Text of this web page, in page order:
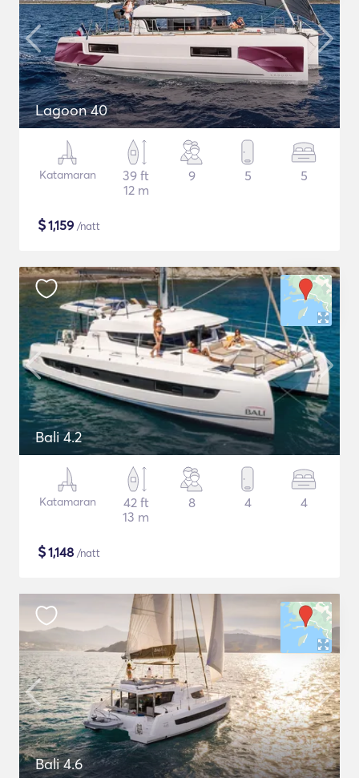
Lagoon 40
Katamaran
39 ft
12 m
9 5 5
$1,159 /natt
Bali 4.2
Katamaran
42 ft
13 m
8 4 4
$1,148 /natt
Bali 4.6